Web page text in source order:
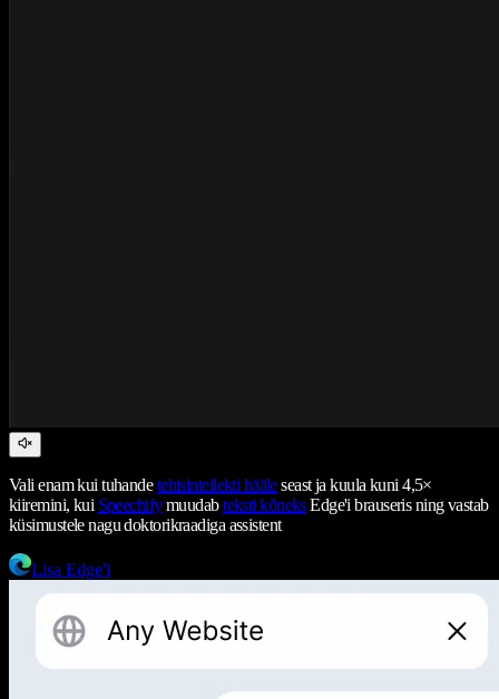
Vali enam kui tuhandetehisintellekti hääleseast ja kuula kuni 4,5×
kiiremini, kui Speechifymuudabteksti kõneksEdge'i brauseris ning vastab
küsimustele nagu doktorikraadiga assistent
Lisa Edge'i